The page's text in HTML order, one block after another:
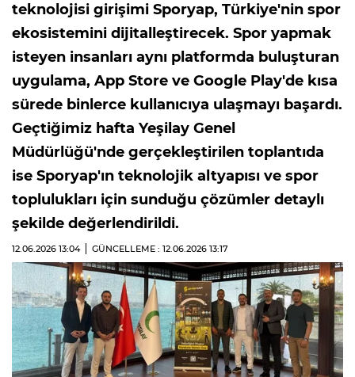
teknolojisi girişimi Sporyap, Türkiye'nin spor
ekosistemini dijitalleştirecek. Spor yapmak
isteyen insanları aynı platformda buluşturan
uygulama, App Store ve Google Play'de kısa
sürede binlerce kullanıcıya ulaşmayı başardı.
Geçtiğimiz hafta Yeşilay Genel
Müdürlüğü'nde gerçekleştirilen toplantıda
ise Sporyap'ın teknolojik altyapısı ve spor
toplulukları için sunduğu çözümler detaylı
şekilde değerlendirildi.
12.06.2026 13:04 GÜNCELLEME : 12.06.2026 13:17